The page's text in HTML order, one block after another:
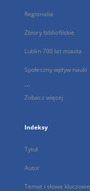
Regionalia
Zbiory bibliofilskie
Lublin 700 lat miasta
Społeczny wpływ nauki
...
Zobacz więcej
Indeksy
Tytuł
Autor
Temat i słowa kluczowe